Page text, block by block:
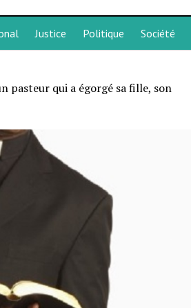
Justice Politique Société
pasteur qui a égorgé sa fille, son